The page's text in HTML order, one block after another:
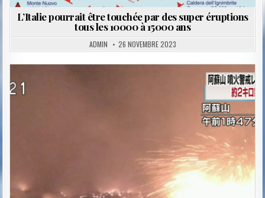
L’Italie pourrait être touchée par des super éruptions
tous les 10000 à 15000 ans
ADMIN 26 NOVEMBRE 2023